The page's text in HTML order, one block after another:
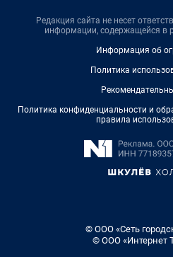
Редакция сайта не несет
информации, содержащейся в
Информация об
Политика
Политика конфиденциальности и
правила
© ООО «Сеть
© ООО «Интернет